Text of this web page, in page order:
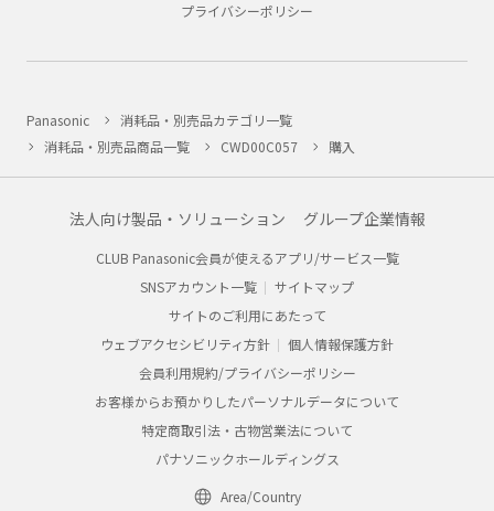
プライバシーポリシー
Panasonic
消耗品・別売品カテゴリ一覧
消耗品・別売品商品一覧
CWD00C057 購入
法人向け製品・ソリューション グループ企業情報
CLUB Panasonic会員が使えるアプリ/サービス一覧
SNSアカウント一覧
サイトマップ
サイトのご利用にあたって
ウェブアクセシビリティ方針
個人情報保護方針
会員利用規約/プライバシーポリシー
お客様からお預かりしたパーソナルデータについて
特定商取引法・古物営業法について
パナソニックホールディングス
Area/Country